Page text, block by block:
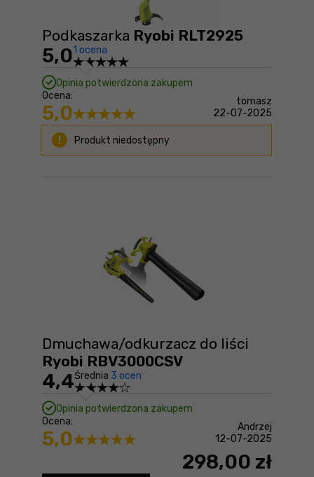
Podkaszarka Ryobi RLT2925
5,01 ocena
Opinia potwierdzona zakupem
Ocena:
5,0
tomasz
22-07-2025
Produkt niedostępny
Dmuchawa/odkurzacz do liści
Ryobi RBV3000CSV
4,4Średnia 3 ocen
Opinia potwierdzona zakupem
Ocena:
5,0
Andrzej
12-07-2025
298,00 zł